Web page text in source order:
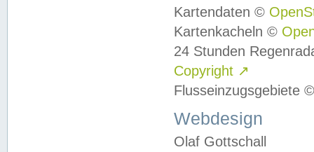
Kartendaten ©
Kartenkacheln ©
24 Stunden
Copyright ↗
Flusseinzugsgebiete
Webdesign
Olaf Gottschall